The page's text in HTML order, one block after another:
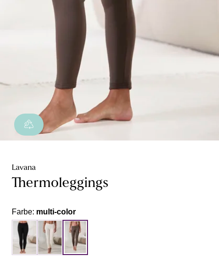
Lavana
Thermoleggings
Farbe: multi-color